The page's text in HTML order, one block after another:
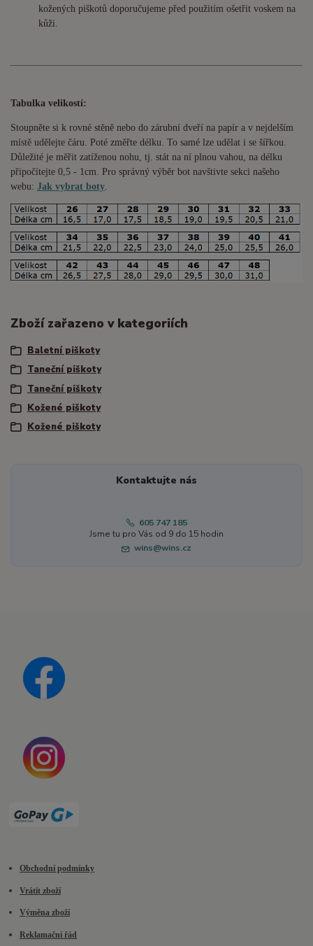
kožených piškotů doporučujeme před použitím ošetřit voskem na
kůži.
Tabulka velikostí:
Stoupněte si k rovné stěně nebo do zárubní dveří na papír a v nejdelším
místě udělejte čáru. Poté změřte délku. To samé lze udělat i se šířkou.
Důležité je měřit zatíženou nohu, tj. stát na ní plnou vahou, na délku
připočítejte 0,5 - 1cm . Pro správný výběr bot navštivte sekci našeho
webu: Jak vybrat boty
Zboží zařazeno v kategoriích
Baletní piškoty
Taneční piškoty
Taneční piškoty
Kožené piškoty
Kožené piškoty
Kontaktujte nás
605 747 185
Jsme tu pro Vás od 9 do 15 hodin
wins@wins.cz
Obchodní podmínky
Vrátit zboží
Výměna zboží
Reklamační řád